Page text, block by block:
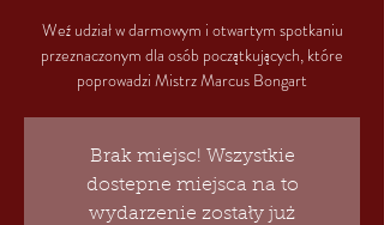
Weź udział w darmowym i otwartym spotkaniu
przeznaczonym dla osób początkujących, które
poprowadzi Mistrz Marcus Bongart
Brak miejsc! Wszystkie
dostepne miejsca na to
wydarzenie zostały już